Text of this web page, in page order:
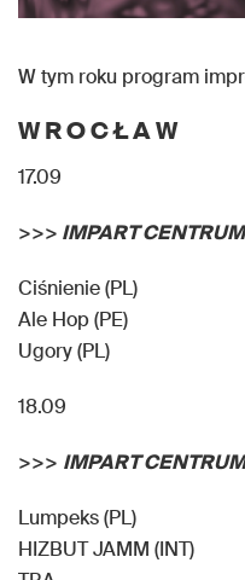
W tym roku program
W R O C Ł A W
17.09
>>> IMPART CENTRUM
Ciśnienie (PL)
Ale Hop (PE)
Ugory (PL)
18.09
>>> IMPART CENTRUM
Lumpeks (PL)
HIZBUT JAMM (INT)